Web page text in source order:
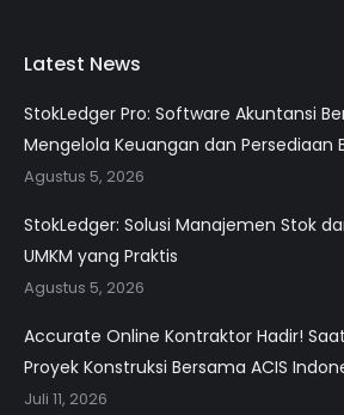
Latest News
StokLedger Pro: Software Akuntansi
Mengelola Keuangan dan Persediaan
Agustus 5, 2026
StokLedger: Solusi Manajemen Stok
UMKM yang Praktis
Agustus 5, 2026
Accurate Online Kontraktor Hadir!
Proyek Konstruksi Bersama ACIS
Juli 11, 2026